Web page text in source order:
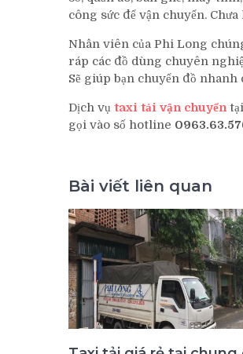
công sức để vận chuyển.
Nhân viên của Phi Long
ráp các đồ dùng chuyên
Sẽ giúp bạn chuyển đồ nhanh
Dịch vụ taxi tải vận chuyểntại
gọi vào số hotline
Bài viết liên quan